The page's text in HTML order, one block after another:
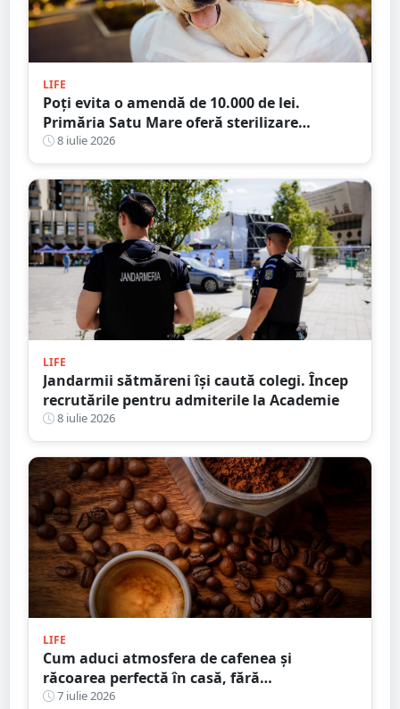
LIFE
Poți evita o amendă de 10.000 de lei.
Primăria Satu Mare oferă sterilizare
gratuită pentru câini
8 iulie 2026
LIFE
Jandarmii sătmăreni își caută colegi. Încep
recrutările pentru admiterile la Academie
8 iulie 2026
LIFE
Cum aduci atmosfera de cafenea și
răcoarea perfectă în casă, fără
compromisuri
7 iulie 2026